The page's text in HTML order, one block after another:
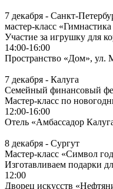
7 декабря - Санкт-
мастер-класс
Участие за игрушку для
14:00-16:00
Пространство «Дом», ул.
7 декабря - Калуга
Семейный финансовый
Мастер-класс по
12:00-16:00
Отель «Амбассадор
8 декабря - Сургут
Мастер-класс «Символ
Изготавливаем подарки
12:00
Дворец искусств